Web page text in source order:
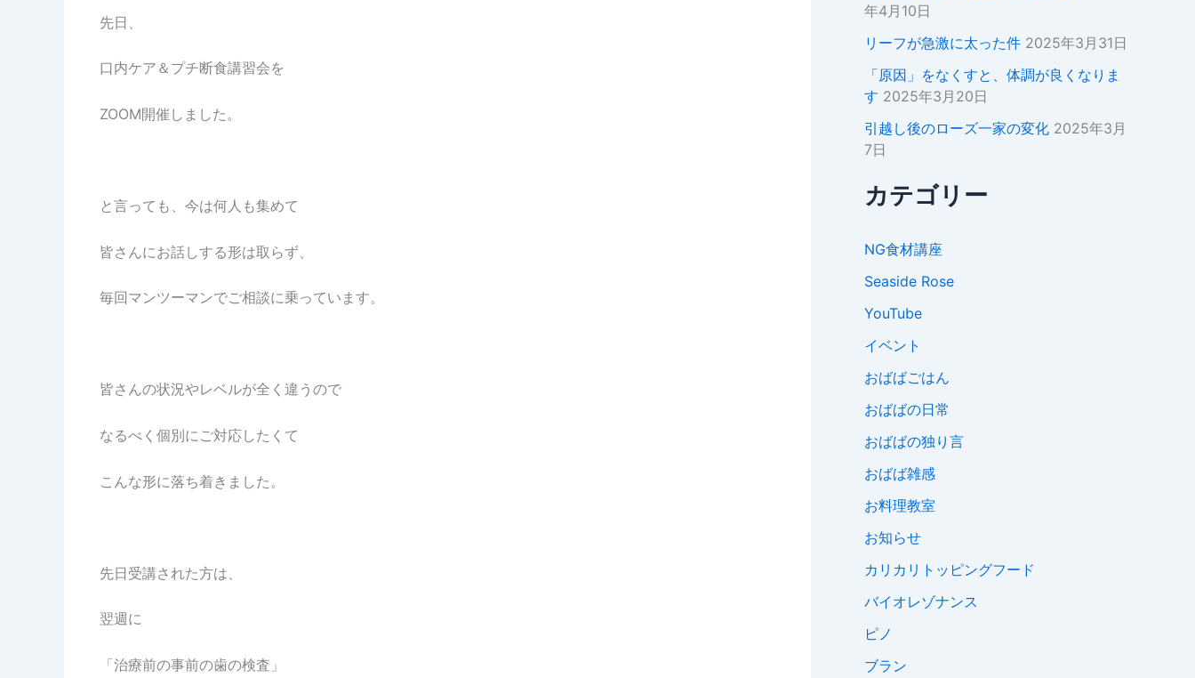
先日、
口内ケア＆プチ断食講習会を
ZOOM開催しました。
と言っても、今は何人も集めて
皆さんにお話しする形は取らず、
毎回マンツーマンでご相談に乗っています。
皆さんの状況やレベルが全く違うので
なるべく個別にご対応したくて
こんな形に落ち着きました。
先日受講された方は、
翌週に
「治療前の事前の歯の検査」
年4月10日
リーフが急激に太った件 2025年3月31日
「原因」をなくすと、体調が良くなりま
す 2025年3月20日
引越し後のローズ一家の変化 2025年3月
7日
カテゴリー
NG食材講座
Seaside Rose
YouTube
イベント
おばばごはん
おばばの日常
おばばの独り言
おばば雑感
お料理教室
お知らせ
カリカリトッピングフード
バイオレゾナンス
ピノ
ブラン